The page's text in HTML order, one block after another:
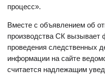
процесс».
Вместе с объявлением об
производства СК вызывает
проведения следственных
информации на сайте
считается надлежащим